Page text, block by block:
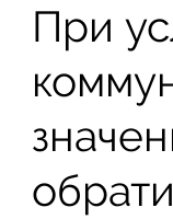
При